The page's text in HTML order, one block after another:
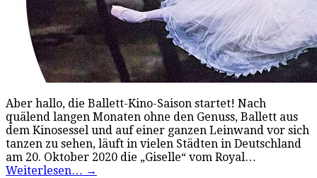
Aber hallo, die Ballett-Kino-Saison startet! Nach
quälend langen Monaten ohne den Genuss, Ballett aus
dem Kinosessel und auf einer ganzen Leinwand vor sich
tanzen zu sehen, läuft in vielen Städten in Deutschland
am 20. Oktober 2020 die „Giselle“ vom Royal…
Weiterlesen… →